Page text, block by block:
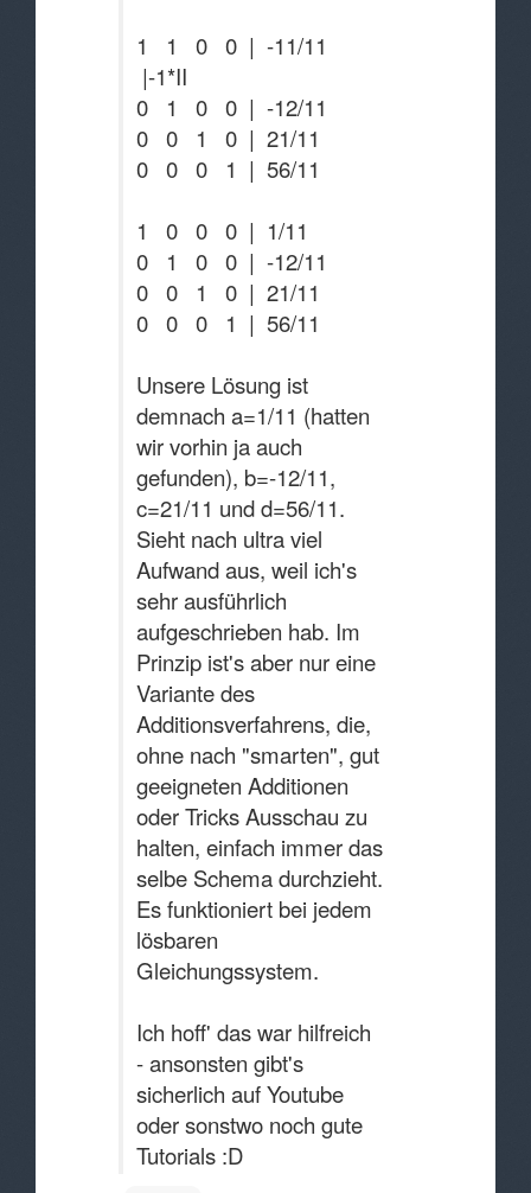
1 1 0 0 | -11/11
|-1*II
0 1 0 0 | -12/11
0 0 1 0 | 21/11
0 0 0 1 | 56/11
1 0 0 0 | 1/11
0 1 0 0 | -12/11
0 0 1 0 | 21/11
0 0 0 1 | 56/11
Unsere Lösung ist
demnach a=1/11 (hatten
wir vorhin ja auch
gefunden), b=-12/11,
c=21/11 und d=56/11.
Sieht nach ultra viel
Aufwand aus, weil ich's
sehr ausführlich
aufgeschrieben hab. Im
Prinzip ist's aber nur eine
Variante des
Additionsverfahrens, die,
ohne nach "smarten", gut
geeigneten Additionen
oder Tricks Ausschau zu
halten, einfach immer das
selbe Schema durchzieht.
Es funktioniert bei jedem
lösbaren
Gleichungssystem.
Ich hoff' das war hilfreich
- ansonsten gibt's
sicherlich auf Youtube
oder sonstwo noch gute
Tutorials :D